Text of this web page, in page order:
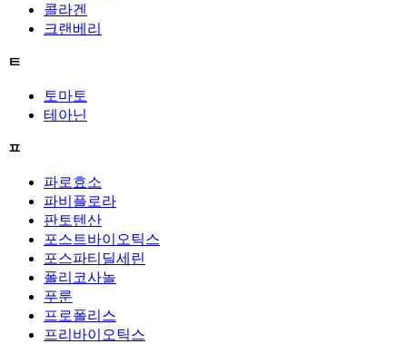
콜라겐
크랜베리
ㅌ
토마토
테아닌
ㅍ
파로효소
파비플로라
판토텐산
포스트바이오틱스
포스파티딜세린
폴리코사놀
푸룬
프로폴리스
프리바이오틱스